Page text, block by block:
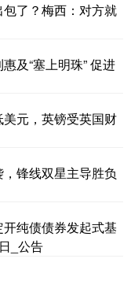
了？梅西：对方就
及“塞上明珠” 促进
元，英镑受英国财
锋线双星主导胜负
纯债债券发起式基
_公告